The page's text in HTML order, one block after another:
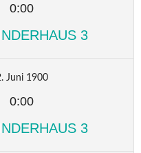
0:00
3
Juni 1900
0:00
3